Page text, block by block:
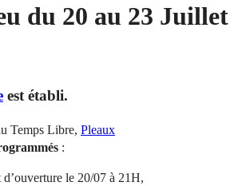
du 20 au 23 Juillet
est établi.
Temps Libre, Pleaux
:
d’ouverture le 20/07 à 21H,